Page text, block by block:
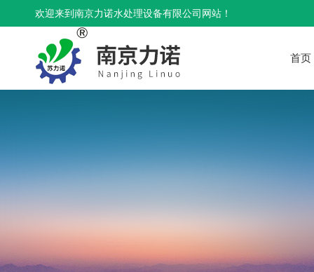
欢迎来到南京力诺水处理设备有限公司网站！
首页